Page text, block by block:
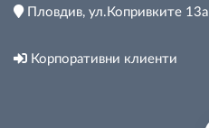
Пловдив, ул.Копривките 13а
Корпоративни клиенти